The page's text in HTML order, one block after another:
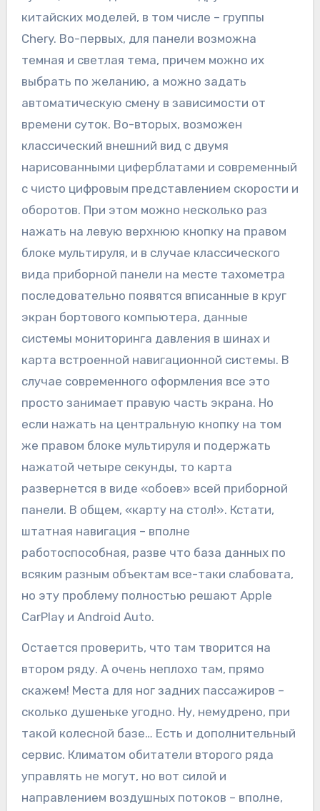
китайских моделей, в том числе – группы
Chery. Во-первых, для панели возможна
темная и светлая тема, причем можно их
выбрать по желанию, а можно задать
автоматическую смену в зависимости от
времени суток. Во-вторых, возможен
классический внешний вид с двумя
нарисованными циферблатами и современный
с чисто цифровым представлением скорости и
оборотов. При этом можно несколько раз
нажать на левую верхнюю кнопку на правом
блоке мультируля, и в случае классического
вида приборной панели на месте тахометра
последовательно появятся вписанные в круг
экран бортового компьютера, данные
системы мониторинга давления в шинах и
карта встроенной навигационной системы. В
случае современного оформления все это
просто занимает правую часть экрана. Но
если нажать на центральную кнопку на том
же правом блоке мультируля и подержать
нажатой четыре секунды, то карта
развернется в виде «обоев» всей приборной
панели. В общем, «карту на стол!». Кстати,
штатная навигация – вполне
работоспособная, разве что база данных по
всяким разным объектам все-таки слабовата,
но эту проблему полностью решают Apple
CarPlay и Android Auto.
Остается проверить, что там творится на
втором ряду. А очень неплохо там, прямо
скажем! Места для ног задних пассажиров –
сколько душеньке угодно. Ну, немудрено, при
такой колесной базе… Есть и дополнительный
сервис. Климатом обитатели второго ряда
управлять не могут, но вот силой и
направлением воздушных потоков – вполне,